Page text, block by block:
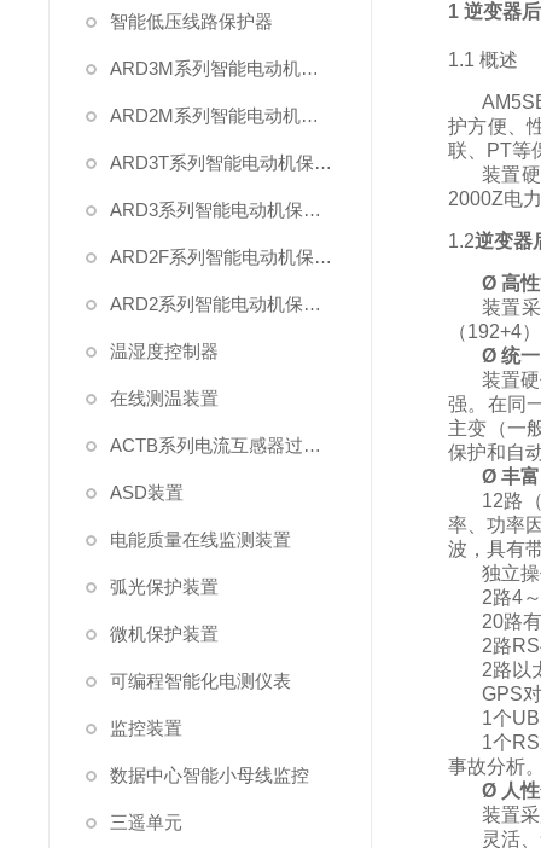
1逆变器
1.1 概述
护方便、
联、
PT等
装置
2000Z电
1.2逆变器
Ø高
装置
（192+4
Ø统
装置
强。在同
主变（一
保护和自
Ø丰
12路
率、功率
波，具有
独立
2路4
20路
2路
2路以
GPS
1个
1个
事故分析
Ø 人
装置
灵活
智能低压线路保护器
ARD3M系列智能电动机保护器
ARD2M系列智能电动机保护器
ARD3T系列智能电动机保护器
ARD3系列智能电动机保护器
ARD2F系列智能电动机保护器
ARD2系列智能电动机保护器
温湿度控制器
在线测温装置
ACTB系列电流互感器过电压保护器
ASD装置
电能质量在线监测装置
弧光保护装置
微机保护装置
可编程智能化电测仪表
监控装置
数据中心智能小母线监控
三遥单元